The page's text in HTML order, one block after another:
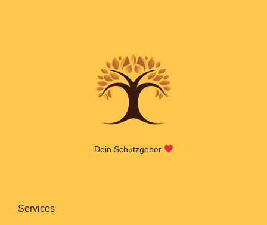
Dein Schutzgeber
Services